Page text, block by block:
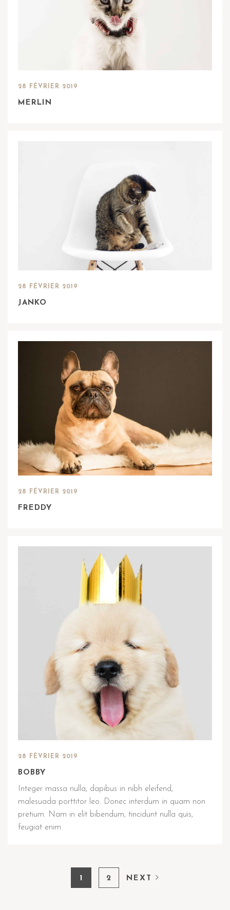
28 FÉVRIER 2019
MERLIN
28 FÉVRIER 2019
JANKO
28 FÉVRIER 2019
FREDDY
28 FÉVRIER 2019
BOBBY
Integer massa nulla, dapibus in nibh eleifend,
malesuada porttitor leo. Donec interdum in quam non
pretium. Nam in elit bibendum, tincidunt nulla quis,
feugiat enim.
1 2 NEXT